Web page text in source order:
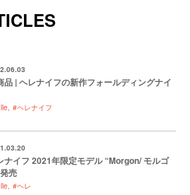
品 | ヘレナイフの新作フォールディングナイ
#ヘレナイフ
ナイフ 2021年限定モデル “Morgon/ モルゴ
売
#ヘレ